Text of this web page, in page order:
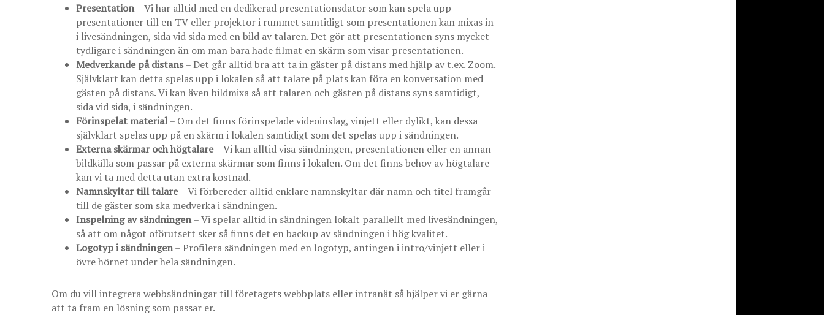
Presentation– Vi har alltid med en dedikerad presentationsdator som kan spela upp
presentationer till en TV eller projektor i rummet samtidigt som presentationen kan mixas in
i livesändningen, sida vid sida med en bild av talaren. Det gör att presentationen syns mycket
tydligare i sändningen än om man bara hade filmat en skärm som visar presentationen.
Medverkande på distans– Det går alltid bra att ta in gäster på distans med hjälp av t.ex. Zoom.
Självklart kan detta spelas upp i lokalen så att talare på plats kan föra en konversation med
gästen på distans. Vi kan även bildmixa så att talaren och gästen på distans syns samtidigt,
sida vid sida, i sändningen.
Förinspelat material– Om det finns förinspelade videoinslag, vinjett eller dylikt, kan dessa
självklart spelas upp på en skärm i lokalen samtidigt som det spelas upp i sändningen.
Externa skärmar och högtalare– Vi kan alltid visa sändningen, presentationen eller en annan
bildkälla som passar på externa skärmar som finns i lokalen. Om det finns behov av högtalare
kan vi ta med detta utan extra kostnad.
Namnskyltar till talare– Vi förbereder alltid enklare namnskyltar där namn och titel framgår
till de gäster som ska medverka i sändningen.
Inspelning av sändningen– Vi spelar alltid in sändningen lokalt parallellt med livesändningen,
så att om något oförutsett sker så finns det en backup av sändningen i hög kvalitet.
Logotyp i sändningen– Profilera sändningen med en logotyp, antingen i intro/vinjett eller i
övre hörnet under hela sändningen.
Om du vill integrera webbsändningar till företagets webbplats eller intranät så hjälper vi er gärna
att ta fram en lösning som passar er.